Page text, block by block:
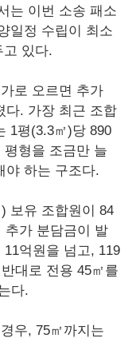
는 이번 소송 패소
일정 수립이 최소
고 있다.
로 오르면 추가
다. 가장 최근 조합
1평(3.3㎡)당 890
평형을 조금만 늘
야 하는 구조다.
보유 조합원이 84
추가 분담금이 발
억원을 넘고, 119
대로 전용 45㎡를
다.
우, 75㎡까지는